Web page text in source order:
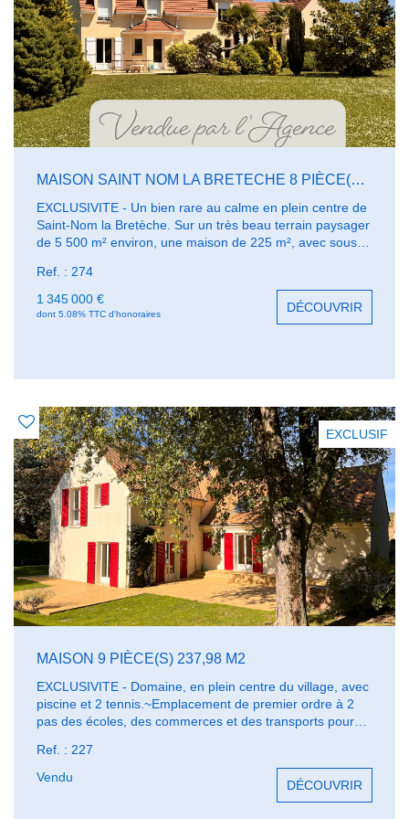
MAISON SAINT NOM LA BRETECHE 8 PIÈCE(S) 225 M2
EXCLUSIVITE - Un bien rare au calme en plein centre de
Saint-Nom la Bretèche. Sur un très beau terrain paysager
de 5 500 m² environ, une maison de 225 m², avec sous-
une surface utile de 490 m² : le séjour de 48 m² bénéficie
d'une exposition idéale au sud et à l'ouest; 4/5 chambres
+ un grand bureau. Très beau jardin clôturé, préservé,
avec de belles essences, arboré et fleuri bordant les
Ref. : 274
1 345 000 €
dont 5.08% TTC d'honoraires DÉCOUVRIR
EXCLUSIF
MAISON 9 PIÈCE(S) 237,98 M2
EXCLUSIVITE - Domaine, en plein centre du village, avec
piscine et 2 tennis.~Emplacement de premier ordre à 2
pas des écoles, des commerces et des transports pour
secteur. Grande maison familiale sur un beau jardin
paysagé exposé plein sud avec une grande terrasse en
bois. 7 chambres, Salle de jeux, bureau, cuisine
indépendante, grand séjour double avec cheminée.
Ref. : 227
Vendu
DÉCOUVRIR